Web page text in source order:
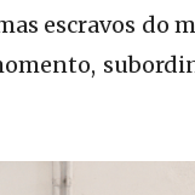
escravos do